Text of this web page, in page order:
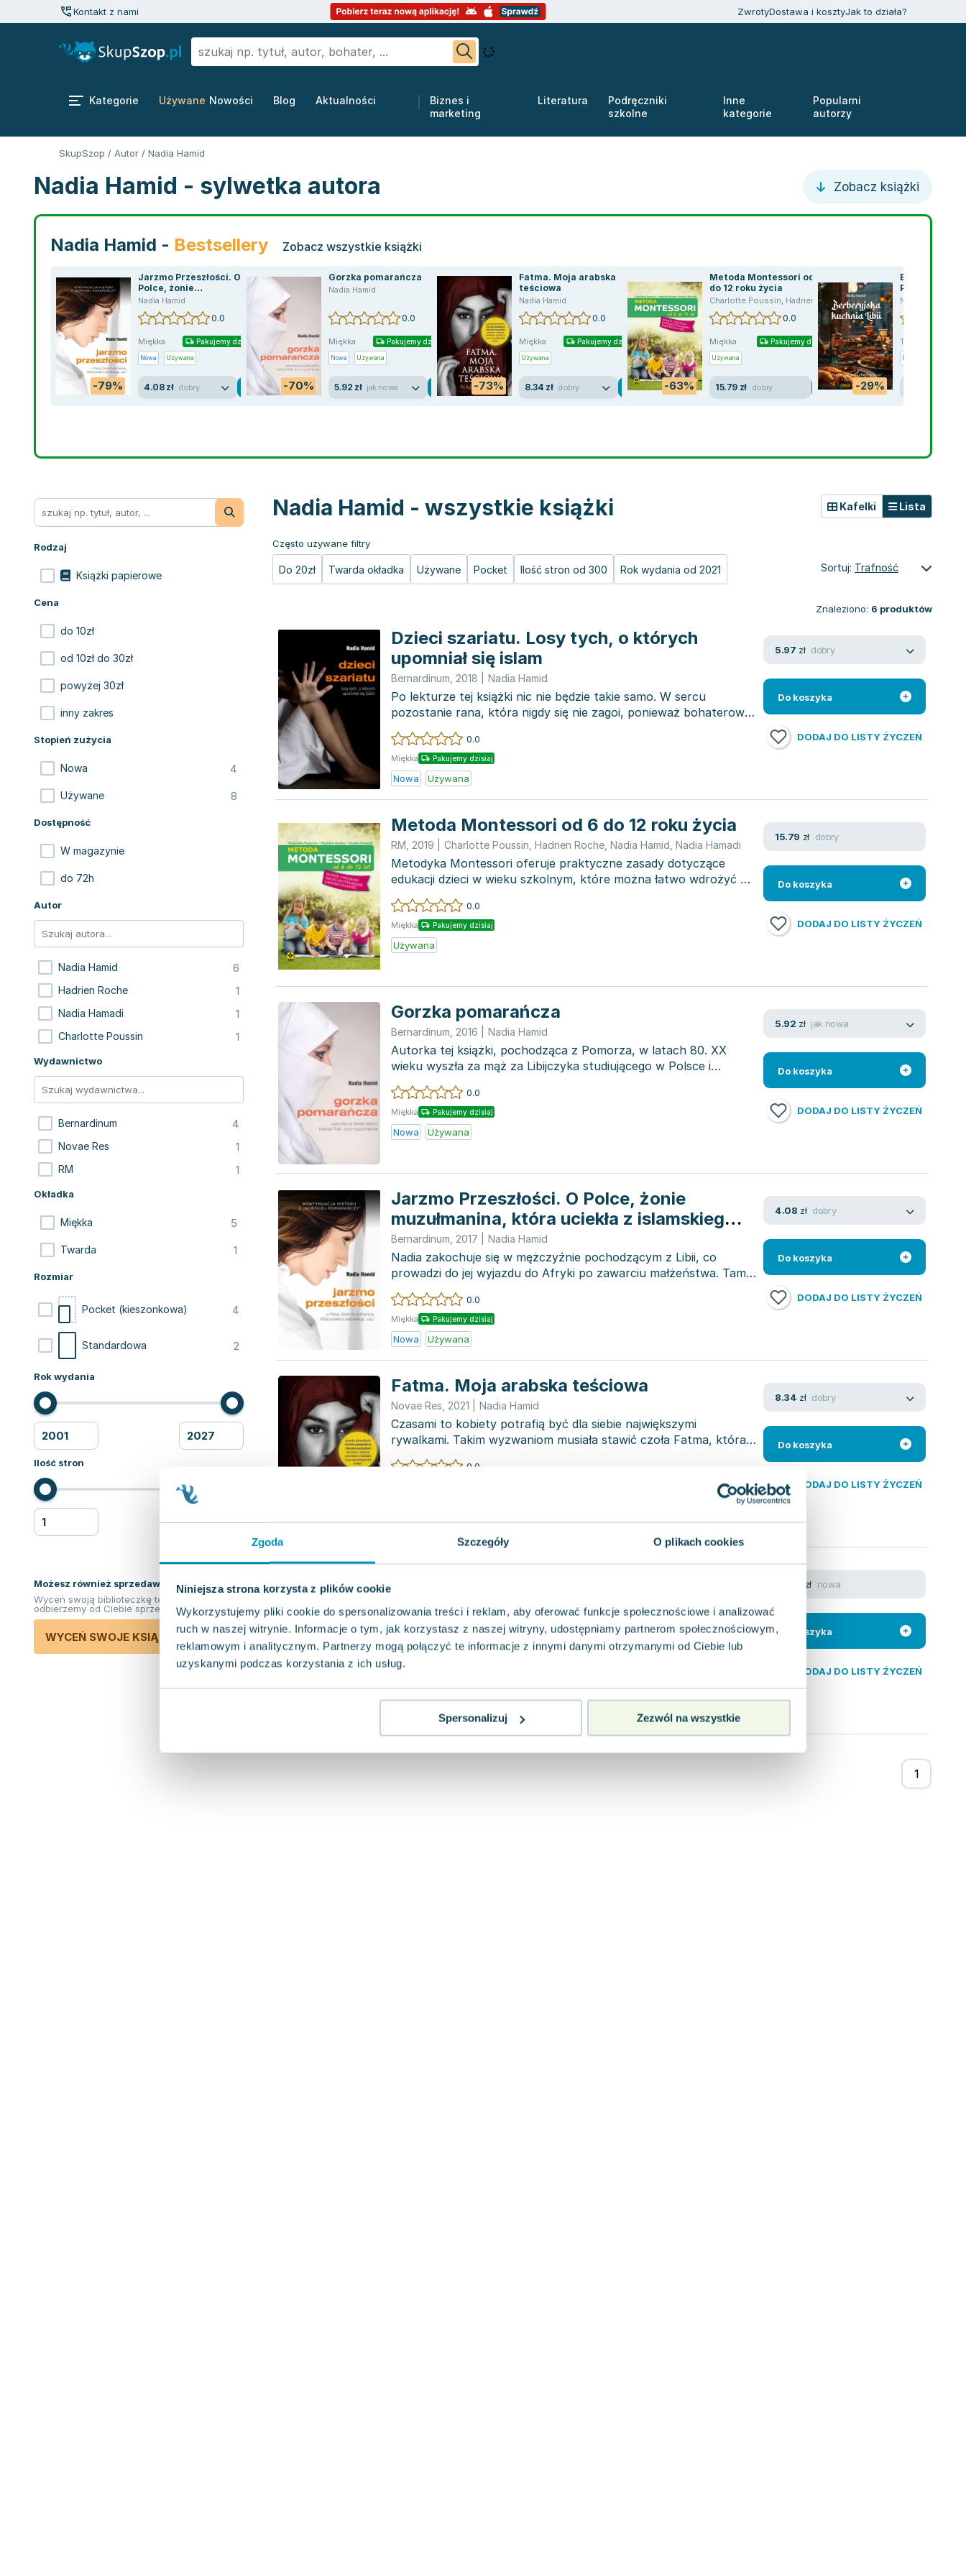
Zgoda Szczegóły O plikach cookies
Niniejsza strona korzysta z plików cookie
Wykorzystujemy pliki cookie do spersonalizowania treści i reklam, aby oferować funkcje społecznościowe i analizować
ruch w naszej witrynie. Informacje o tym, jak korzystasz z naszej witryny, udostępniamy partnerom społecznościowym,
reklamowym i analitycznym. Partnerzy mogą połączyć te informacje z innymi danymi otrzymanymi od Ciebie lub
uzyskanymi podczas korzystania z ich usług.
Spersonalizuj Zezwól na wszystkie
Kontakt z nami ZwrotyDostawa i kosztyJak to działa?
Kategorie Używane Nowości Blog Aktualności
Biznes i
marketing
Literatura
Podręczniki
szkolne
Inne
kategorie
Popularni
autorzy
SkupSzop / Autor / Nadia Hamid
Nadia Hamid - sylwetka autora Zobacz książki
Nadia Hamid - Bestsellery Zobacz wszystkie książki
-79%
Jarzmo Przeszłości. O
Polce, żonie
muzułmanina, która
uciekła z islamskiego raju
Nadia Hamid
0.0
Miękka Pakujemy dzisiaj
Nowa Używana
4.08 zł dobry -70%
Gorzka pomarańcza
Nadia Hamid
0.0
Miękka Pakujemy dzisiaj
Nowa Używana
5.92 zł jak nowa -73%
Fatma. Moja arabska
teściowa
Nadia Hamid
0.0
Miękka Pakujemy dzisiaj
Używana
8.34 zł dobry -63%
Metoda Montessori od 6
do 12 roku życia
Charlotte Poussin, Hadrien Roche ,Nadia Hamid Nadia Hamadi
0.0
Miękka Pakujemy dzisiaj
Używana
15.79 zł dobry -29%
Berberyjska
Pomiędzy
morza i
Nadia Hamid
Twarda
Nowa
Rodzaj
Książki papierowe
Cena
do 10zł
od 10zł do 30zł
powyżej 30zł
inny zakres
Stopień zużycia
Nowa 4
Używane 8
Dostępność
W magazynie
do 72h
Autor
Nadia Hamid 6
Hadrien Roche 1
Nadia Hamadi 1
Charlotte Poussin 1
Wydawnictwo
Bernardinum 4
Novae Res 1
RM 1
Okładka
Miękka 5
Twarda 1
Rozmiar
Pocket (kieszonkowa) 4
Standardowa 2
Rok wydania
Ilość stron
Możesz również sprzedawać ksiązki!
Wyceń swoją biblioteczkę teraz. Odkupimy i
odbierzemy od Ciebie sprzedane książki.
WYCEŃ SWOJE KSIĄŻKI
Nadia Hamid - wszystkie książki
Często używane filtry
Do 20zł Twarda okładka Używane Pocket Ilość stron od 300 Rok wydania od 2021
Kafelki Lista
Sortuj: Trafność
Znaleziono: 6 produktów
Dzieci szariatu. Losy tych, o których
upomniał się islam
Bernardinum 2018 Nadia Hamid
Po lekturze tej książki nic nie będzie takie samo. W sercu
pozostanie rana, która nigdy się nie zagoi, ponieważ bohaterowie
tej op...
0.0
Miękka Pakujemy dzisiaj
Nowa Używana
5.97 zł dobry
Do koszyka
DODAJ DO LISTY ŻYCZEŃ
Metoda Montessori od 6 do 12 roku życia
RM 2019 Charlotte Poussin Hadrien Roche Nadia Hamid Nadia Hamadi
Metodyka Montessori oferuje praktyczne zasady dotyczące
edukacji dzieci w wieku szkolnym, które można łatwo wdrożyć w
codziennym ż...
0.0
Miękka Pakujemy dzisiaj
Używana
15.79 zł dobry
Do koszyka
DODAJ DO LISTY ŻYCZEŃ
Gorzka pomarańcza
Bernardinum 2016 Nadia Hamid
Autorka tej książki, pochodząca z Pomorza, w latach 80. XX
wieku wyszła za mąż za Libijczyka studiującego w Polsce i
ostatecznie p...
0.0
Miękka Pakujemy dzisiaj
Nowa Używana
5.92 zł jak nowa
Do koszyka
DODAJ DO LISTY ŻYCZEŃ
Jarzmo Przeszłości. O Polce, żonie
muzułmanina, która uciekła z islamskiego
raju
Bernardinum 2017 Nadia Hamid
Nadia zakochuje się w mężczyźnie pochodzącym z Libii, co
prowadzi do jej wyjazdu do Afryki po zawarciu małżeństwa. Tam
spotyka się...
0.0
Miękka Pakujemy dzisiaj
Nowa Używana
4.08 zł dobry
Do koszyka
DODAJ DO LISTY ŻYCZEŃ
Fatma. Moja arabska teściowa
Novae Res 2021 Nadia Hamid
Czasami to kobiety potrafią być dla siebie największymi
rywalkami. Takim wyzwaniom musiała stawić czoła Fatma, która
dorastała w L...
0.0
8.34 zł dobry
Do koszyka
DODAJ DO LISTY ŻYCZEŃ
Bernardinum,2026| Nadia Hamid
Poznaj kulinarną sztukę, jaka kształtuje się na styku
różnorodnych kultur, gdzie morski wiatr przynosi świeże wonie, a
pustynny ża...
Pakujemy jutro
zł nowa
Do koszyka
DODAJ DO LISTY ŻYCZEŃ